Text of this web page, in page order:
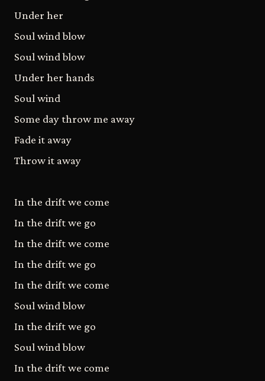
Under her
Soul wind blow
Soul wind blow
Under her hands
Soul wind
Some day throw me away
Fade it away
Throw it away
In the drift we come
In the drift we go
In the drift we come
In the drift we go
In the drift we come
Soul wind blow
In the drift we go
Soul wind blow
In the drift we come